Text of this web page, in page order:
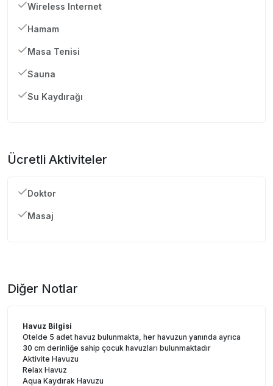
Wireless Internet
Hamam
Masa Tenisi
Sauna
Su Kaydırağı
Ücretli Aktiviteler
Doktor
Masaj
Diğer Notlar
Havuz Bilgisi
Otelde 5 adet havuz bulunmakta, her havuzun yanında ayrıca
30 cm derinliğe sahip çocuk havuzları bulunmaktadır
Aktivite Havuzu
Relax Havuz
Aqua Kaydırak Havuzu